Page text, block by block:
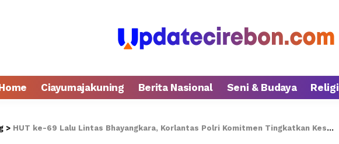
Ciayumajakuning Berita Nasional Seni & Budaya Religi
> HUT ke-69 Lalu Lintas Bhayangkara, Korlantas Polri Komitmen Tingkatkan Kesadaran Berlalu Lintas Bersama Masyarakat